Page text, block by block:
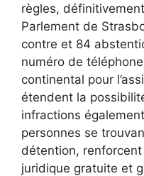
règles,
Parlement de
contre et 84
numéro de
continental pour
étendent la
infractions
personnes se
détention,
juridique gratuite et